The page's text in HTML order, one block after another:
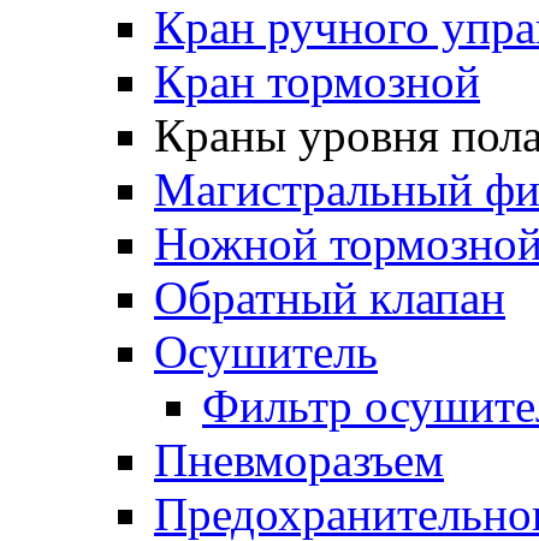
Кран ручного
Кран тормозной
Краны уровня
Магистральный
Ножной
Обратный клапан
Осушитель
Фильтр
Пневморазъем